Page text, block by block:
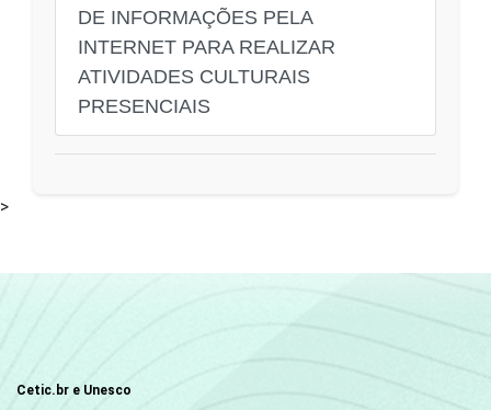
DE INFORMAÇÕES PELA
INTERNET PARA REALIZAR
ATIVIDADES CULTURAIS
PRESENCIAIS
>
Cetic.br e Unesco